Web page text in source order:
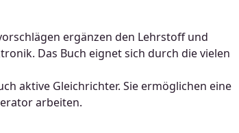
ergänzen den Lehrstoff und
Das Buch eignet sich durch die vielen
aktive Gleichrichter. Sie ermöglichen eine
arbeiten.